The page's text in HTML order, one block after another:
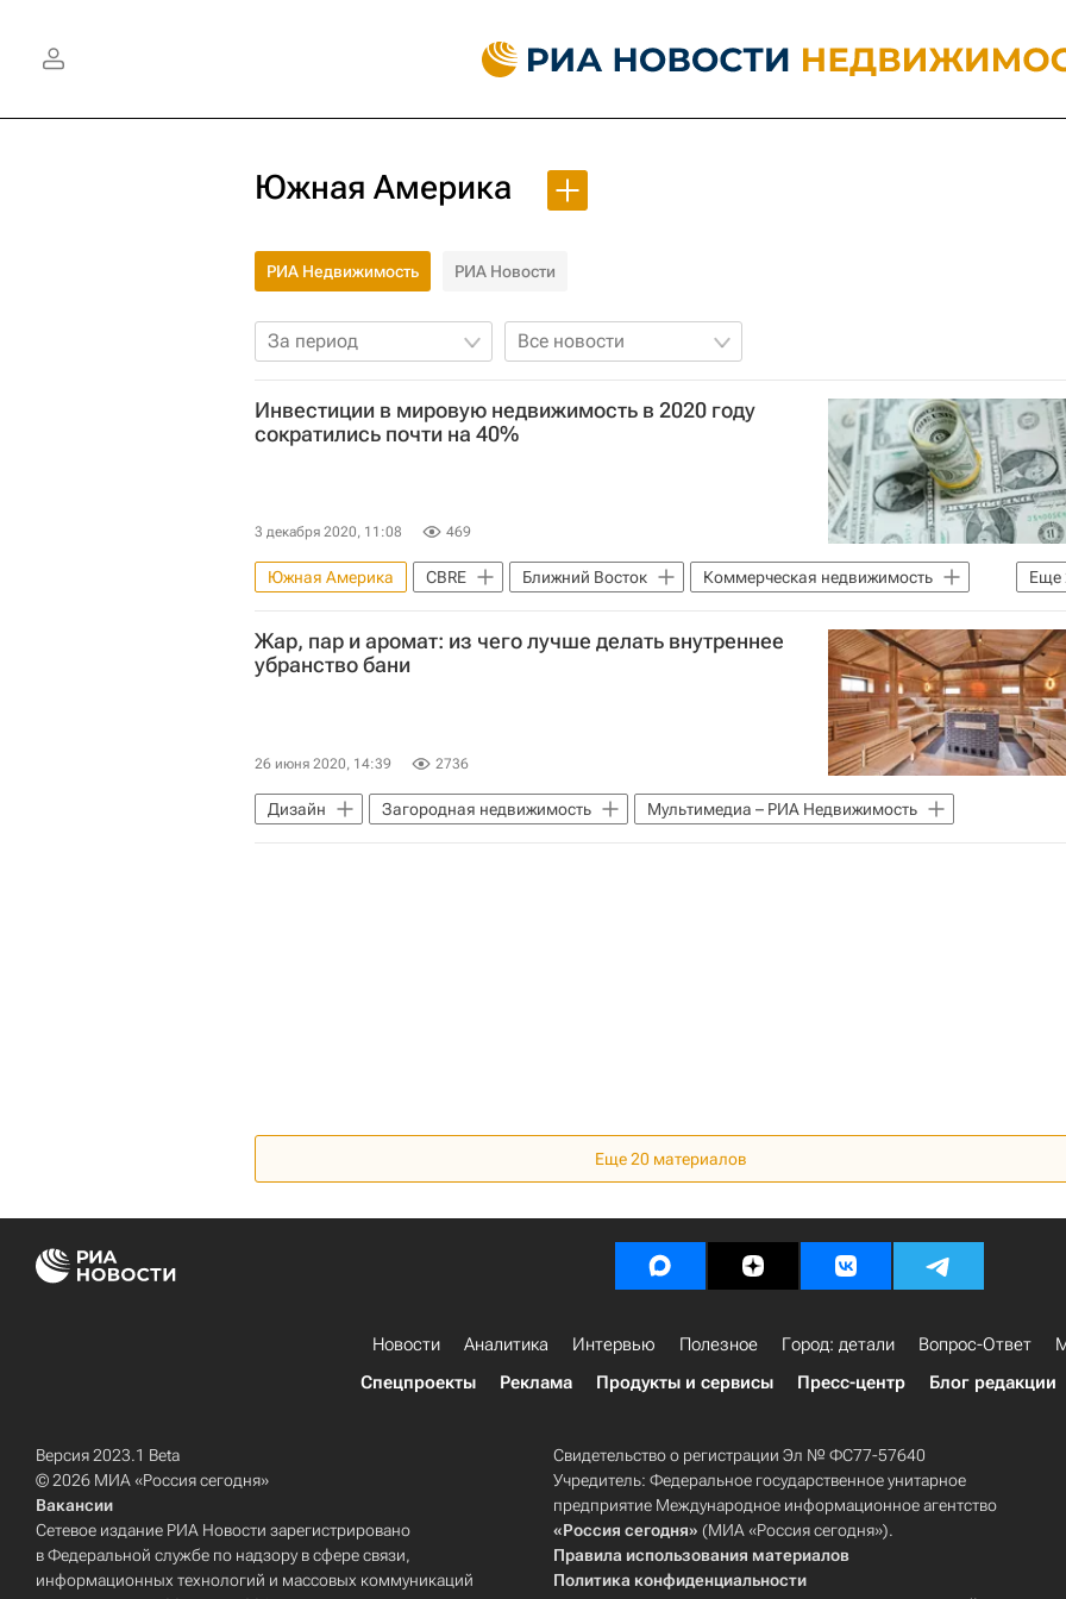
Южная Америка
РИА Недвижимость РИА Новости
За период Все новости
Инвестиции в мировую недвижимость в 2020 году
сократились почти на 40%
3 декабря 2020, 11:08 469
Еще
Южная Америка CBRE Ближний Восток
Коммерческая недвижимость
Инвестиции
Недвижимость
Жар, пар и аромат: из чего лучше делать внутреннее
убранство бани
26 июня 2020, 14:39 2736
Дизайн Загородная недвижимость Мультимедиа – РИА Недвижимость
Еще20 материалов
Новости Аналитика Интервью Полезное Город: детали Вопрос-Ответ
Спецпроекты
Реклама Продукты и сервисы Пресс-центр Блог редакции
Версия 2023.1 Beta
© 2026 МИА «Россия сегодня»
Вакансии
Сетевое издание РИА Новости зарегистрировано
в Федеральной службе по надзору в сфере связи,
информационных технологий и массовых коммуникаций
Свидетельство о регистрации Эл № ФС77-57640
Учредитель: Федеральное государственное унитарное
предприятие Международное информационное агентство
«Россия сегодня» (МИА «Россия сегодня»).
Правила использования материалов
Политика конфиденциальности